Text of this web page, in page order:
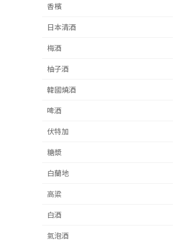
香檳
日本清酒
梅酒
柚子酒
韓國燒酒
啤酒
伏特加
糖漿
白蘭地
高粱
白酒
氣泡酒